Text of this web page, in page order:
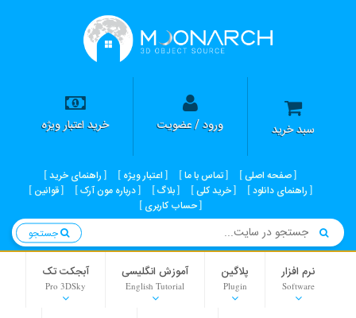
سبد خرید ورود / عضویت خرید اعتبار ویژه
صفحه اصلی تماس با ما اعتبار ویژه
راهنمای خرید
راهنمای دانلود
خرید کلی بلاگ درباره مون آرک
قوانین
حساب کاربری
نرم افزار
Software
پلاگین
Plugin
آموزش انگلیسی
English Tutorial
آبجکت تک
Pro 3DSky